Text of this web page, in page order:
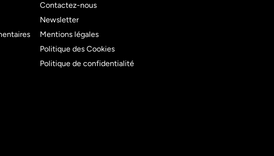
Contactez-nous
Newsletter
Mentions légales
Politique des Cookies
Politique de confidentialité